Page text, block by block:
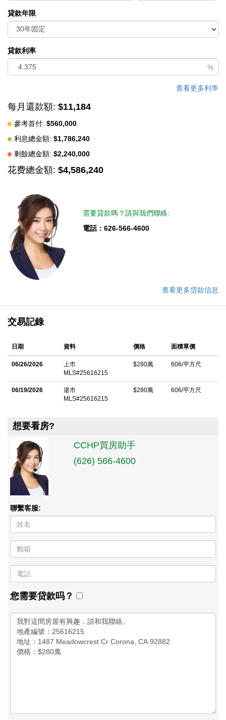
your private oasis of beauty, comfort, and sustainability.
中文描述
貸款年限
貸款利率
%
查看更多利率
每月還款額: $11,184
參考首付: $560,000
利息總金額: $1,786,240
剩餘總金額: $2,240,000
花费總金額: $4,586,240
需要貸款嗎？請與我們聯絡:
電話：626-566-4600
查看更多贷款信息
交易記錄
日期 資料 價格 面積單價
06/26/2026
上市
MLS#25616215
$280萬 606/平方尺
06/19/2026
退市
MLS#25616215
$280萬 606/平方尺
想要看房?
CCHP買房助手
(626) 566-4600
聯繫客服:
您需要贷款吗？